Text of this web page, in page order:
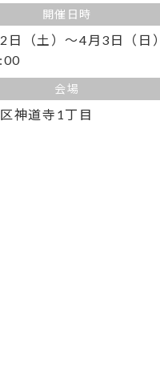
開催日時
日（土）〜4月3日（日）
会場
神道寺1丁目